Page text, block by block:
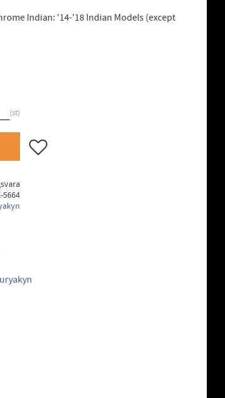
Indian: '14-'18 Indian Models (except
st
Lägg till i favoriter
5664